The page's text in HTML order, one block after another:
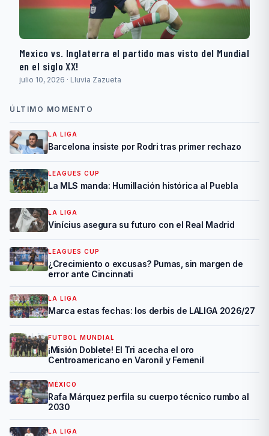
Mexico vs. Inglaterra el partido mas visto del Mundial
en el siglo XX!
julio 10, 2026 · Lluvia Zazueta
ÚLTIMO MOMENTO
LA LIGA
Barcelona insiste por Rodri tras primer rechazo
LEAGUES CUP
La MLS manda: Humillación histórica al Puebla
LA LIGA
Vinícius asegura su futuro con el Real Madrid
LEAGUES CUP
¿Crecimiento o excusas? Pumas, sin margen de
error ante Cincinnati
LA LIGA
Marca estas fechas: los derbis de LALIGA 2026/27
FUTBOL MUNDIAL
¡Misión Doblete! El Tri acecha el oro
Centroamericano en Varonil y Femenil
MÉXICO
Rafa Márquez perfila su cuerpo técnico rumbo al
2030
LA LIGA